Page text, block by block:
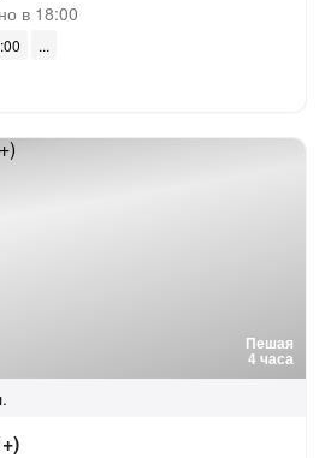
в 18:00
Пешая
4 часа